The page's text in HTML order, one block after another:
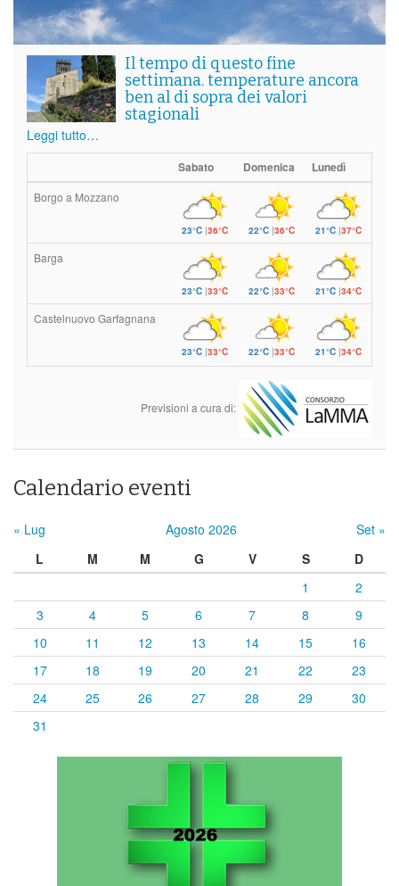
Il tempo di questo fine
settimana. temperature ancora
ben al di sopra dei valori
stagionali
Leggi tutto…
Sabato Domenica Lunedì
Borgo a Mozzano
23°C|36°C 22°C|36°C 21°C |37°C
Barga
23°C|33°C 22°C|33°C 21°C |34°C
Castelnuovo Garfagnana
23°C|33°C 22°C|33°C 21°C |34°C
Previsioni a cura di:
Calendario eventi
« Lug Agosto 2026
Set »
L
M M G V S
D
1
2
3
4 5 6 7 8
9
10
11 12 13 14 15
16
17
18 19 20 21 22
23
24
25 26 27 28 29
30
31